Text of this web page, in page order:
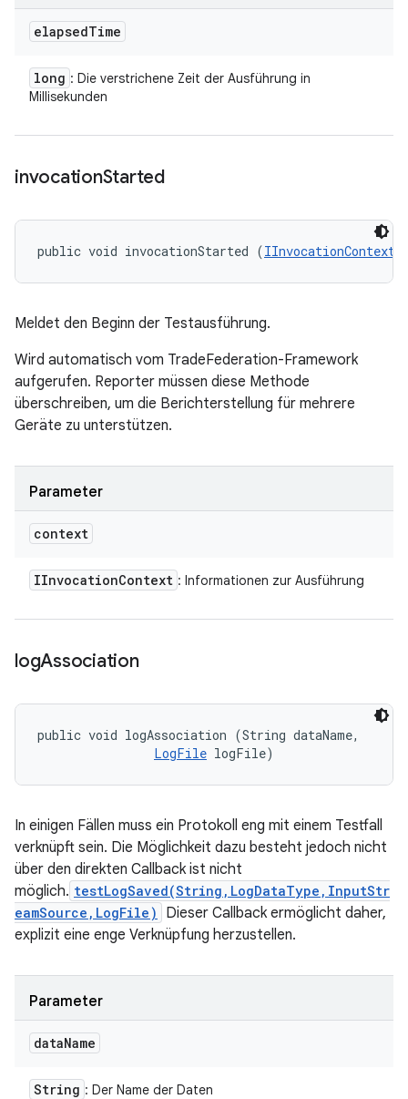
elapsedTime
long : Die verstrichene Zeit der Ausführung in
Millisekunden
invocationStarted
public void invocationStarted (IInvocationContext
Meldet den Beginn der Testausführung.
Wird automatisch vom TradeFederation-Framework
aufgerufen. Reporter müssen diese Methode
überschreiben, um die Berichterstellung für mehrere
Geräte zu unterstützen.
Parameter
context
IInvocationContext : Informationen zur Ausführung
logAssociation
public void logAssociation (String dataName,
LogFile logFile)
In einigen Fällen muss ein Protokoll eng mit einem Testfall
verknüpft sein. Die Möglichkeit dazu besteht jedoch nicht
über den direkten Callback ist nicht
möglich. testLogSaved(String,LogDataType,InputStr
eamSource,LogFile)
Dieser Callback ermöglicht daher,
explizit eine enge Verknüpfung herzustellen.
Parameter
dataName
String : Der Name der Daten